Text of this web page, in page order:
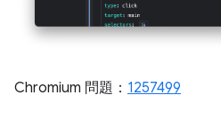
Chromium 問題： 1257499